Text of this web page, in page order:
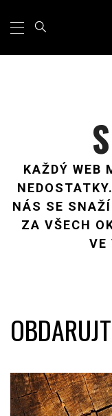
Menu
KAŽDÝ WEB
NÁS SE
ZA VŠECH
VE